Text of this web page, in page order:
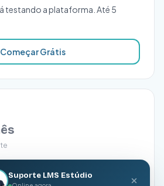
testando a plataforma. Até 5
Começar Grátis
Até 100 matrículas.
Suporte LMS Estúdio